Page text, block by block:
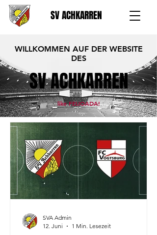
SV ACHKARREN
WILLKOMMEN AUF DER WEBSITE
DES
SV ACHKARREN
like FEIJOADA!
SVA Admin
12. Juni
1 Min. Lesezeit